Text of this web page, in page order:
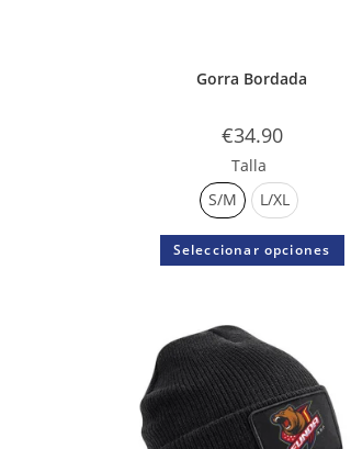
Gorra Bordada
€34.90
Talla
S/M
L/XL
Seleccionar opciones